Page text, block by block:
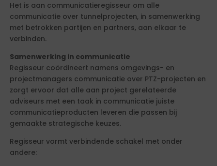
Het is aan communicatieregisseur om alle
communicatie over tunnelprojecten, in samenwerking
met betrokken partijen en partners, aan elkaar te
verbinden.
Samenwerking in communicatie
Regisseur coördineert namens omgevings- en
projectmanagers communicatie over PTZ-projecten en
zorgt ervoor dat alle aan project gerelateerde
adviseurs met een taak in communicatie juiste
communicatieproducten leveren die passen bij
gemaakte strategische keuzes.
Regisseur vormt verbindende schakel met onder
andere: